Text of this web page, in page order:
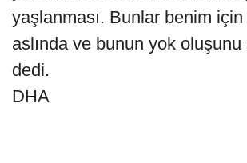
yaşlanması. Bunlar benim
aslında ve bunun yok oluşunu
dedi.
DHA